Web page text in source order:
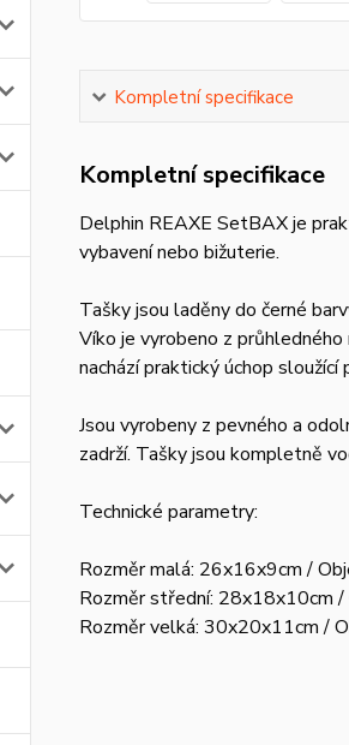
Kompletní specifikace
Kompletní specifikace
Delphin REAXE SetBAX je
vybavení nebo bižuterie.
Tašky jsou laděny do černé
Víko je vyrobeno z
nachází praktický úchop
Jsou vyrobeny z pevného a
zadrží. Tašky jsou kompletně
Technické parametry:
Rozměr malá: 26x16x9cm /
Rozměr střední: 28x18x10cm
Rozměr velká: 30x20x11cm /